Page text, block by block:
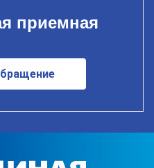
приемная